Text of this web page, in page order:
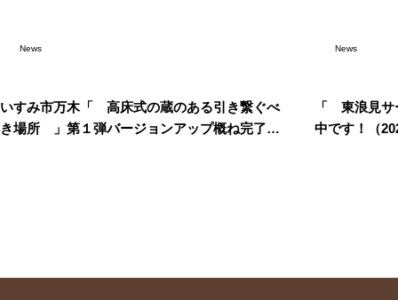
News
いすみ市万木「 高床式の蔵のある引き繋ぐべ
き場所 」第１弾バージョンアップ概ね完了で
News
「 東浪見
中です！（